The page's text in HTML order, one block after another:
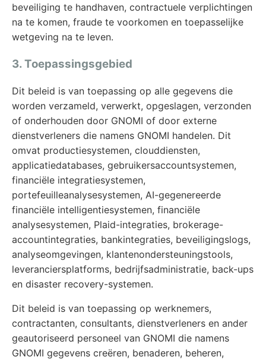
beveiliging te handhaven, contractuele verplichtingen
na te komen, fraude te voorkomen en toepasselijke
wetgeving na te leven.
3. Toepassingsgebied
Dit beleid is van toepassing op alle gegevens die
worden verzameld, verwerkt, opgeslagen, verzonden
of onderhouden door GNOMI of door externe
dienstverleners die namens GNOMI handelen. Dit
omvat productiesystemen, clouddiensten,
applicatiedatabases, gebruikersaccountsystemen,
financiële integratiesystemen,
portefeuilleanalysesystemen, AI-gegenereerde
financiële intelligentiesystemen, financiële
analysesystemen, Plaid-integraties, brokerage-
accountintegraties, bankintegraties, beveiligingslogs,
analyseomgevingen, klantenondersteuningstools,
leveranciersplatforms, bedrijfsadministratie, back-ups
en disaster recovery-systemen.
Dit beleid is van toepassing op werknemers,
contractanten, consultants, dienstverleners en ander
geautoriseerd personeel van GNOMI die namens
GNOMI gegevens creëren, benaderen, beheren,